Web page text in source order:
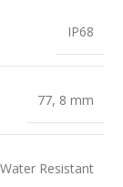
IP68
77, 8 mm
Water Resistant